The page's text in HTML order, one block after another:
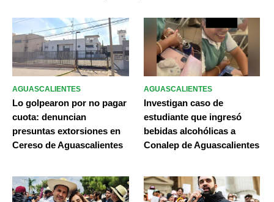
AGUASCALIENTES
Lo golpearon por no pagar
cuota: denuncian
presuntas extorsiones en
Cereso de Aguascalientes
AGUASCALIENTES
Investigan caso de
estudiante que ingresó
bebidas alcohólicas a
Conalep de Aguascalientes